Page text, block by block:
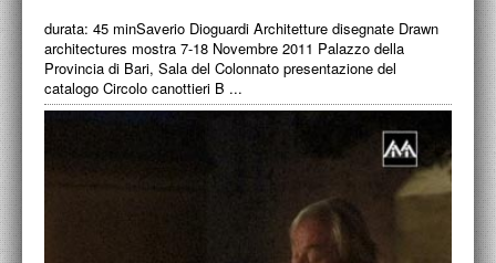
durata: 45 minSaverio Dioguardi Architetture disegnate Drawn
architectures mostra 7-18 Novembre 2011 Palazzo della
Provincia di Bari, Sala del Colonnato presentazione del
catalogo Circolo canottieri B ...